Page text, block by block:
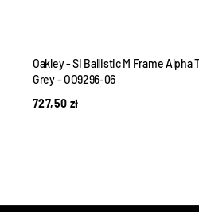
Oakley - SI Ballistic M Frame Alpha
Grey - OO9296-06
727,50 zł